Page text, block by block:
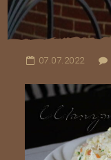
07.07.2022